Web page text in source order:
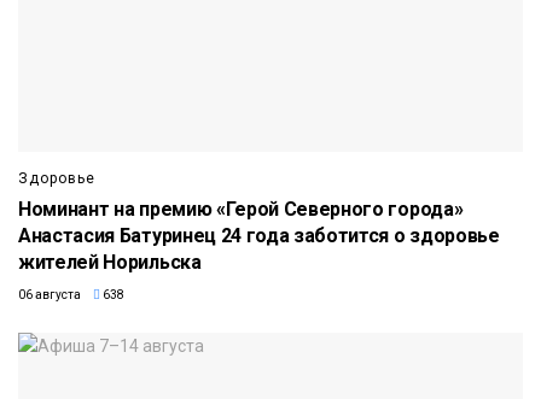
Здоровье
Номинант на премию «Герой Северного города»
Анастасия Батуринец 24 года заботится о здоровье
жителей Норильска
06 августа 638